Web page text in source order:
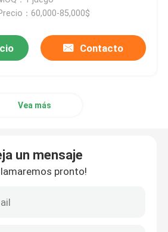
la máquina
：60,000-85,000$
Contacto
Vea más
un mensaje
llamaremos pronto!